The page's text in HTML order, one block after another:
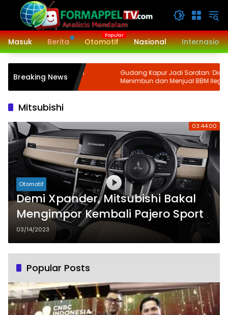
Langsung
konten
Masuk
Berita Otomotif Nasional
Breaking News
Melaksanakan
III TA. 2024
Gudang Kapur Jadi Sorotan: Diduga
Menimbun dan Menjual BBM Ilegal di
Gabion Belawan, Kasatreskrim Polres
Mitsubishi
03:44:00
Otomotif
Demi Xpander, Mitsubishi Bakal
Mengimpor Kembali Pajero Sport
03/14/2023
Popular Posts